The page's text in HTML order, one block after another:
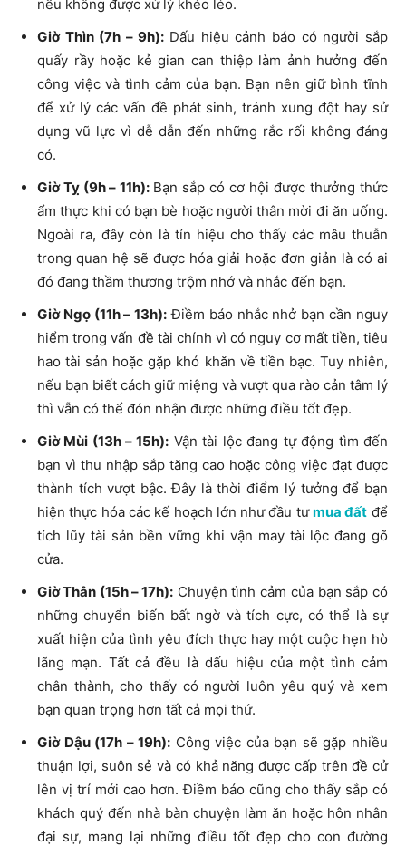
nếu không được xử lý khéo léo.
Giờ Thìn (7h – 9h): Dấu hiệu cảnh báo có người sắp
quấy rầy hoặc kẻ gian can thiệp làm ảnh hưởng đến
công việc và tình cảm của bạn. Bạn nên giữ bình tĩnh
để xử lý các vấn đề phát sinh, tránh xung đột hay sử
dụng vũ lực vì dễ dẫn đến những rắc rối không đáng
có.
Giờ Tỵ (9h – 11h): Bạn sắp có cơ hội được thưởng thức
ẩm thực khi có bạn bè hoặc người thân mời đi ăn uống.
Ngoài ra, đây còn là tín hiệu cho thấy các mâu thuẫn
trong quan hệ sẽ được hóa giải hoặc đơn giản là có ai
đó đang thầm thương trộm nhớ và nhắc đến bạn.
Giờ Ngọ (11h – 13h): Điềm báo nhắc nhở bạn cần nguy
hiểm trong vấn đề tài chính vì có nguy cơ mất tiền, tiêu
hao tài sản hoặc gặp khó khăn về tiền bạc. Tuy nhiên,
nếu bạn biết cách giữ miệng và vượt qua rào cản tâm lý
thì vẫn có thể đón nhận được những điều tốt đẹp.
Giờ Mùi (13h – 15h): Vận tài lộc đang tự động tìm đến
bạn vì thu nhập sắp tăng cao hoặc công việc đạt được
thành tích vượt bậc.Đây là thời điểm lý tưởng để bạn
hiện thực hóa các kế hoạch lớn như đầu tưmua đất để
tích lũy tài sản bền vững khi vận may tài lộc đang gõ
cửa.
Giờ Thân (15h– 17h): Chuyện tình cảm của bạn sắp có
những chuyển biến bất ngờ và tích cực, có thể là sự
xuất hiện của tình yêu đích thực hay một cuộc hẹn hò
lãng mạn. Tất cả đều là dấu hiệu của một tình cảm
chân thành, cho thấy có người luôn yêu quý và xem
bạn quan trọng hơn tất cả mọi thứ.
Giờ Dậu (17h – 19h): Công việc của bạn sẽ gặp nhiều
thuận lợi, suôn sẻ và có khả năng được cấp trên đề cử
lên vị trí mới cao hơn. Điềm báo cũng cho thấy sắp có
khách quý đến nhà bàn chuyện làm ăn hoặc hôn nhân
đại sự, mang lại những điều tốt đẹp cho con đường